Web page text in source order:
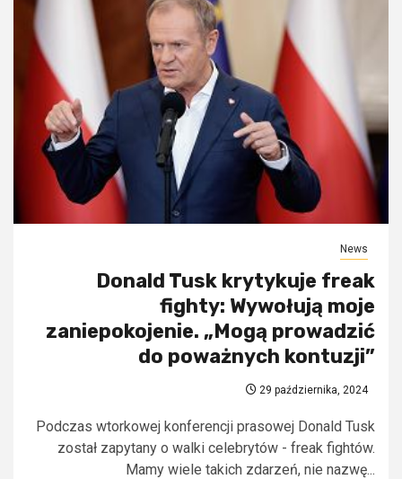
News
Donald Tusk krytykuje freak
fighty: Wywołują moje
zaniepokojenie. „Mogą prowadzić
do poważnych kontuzji”
29 października, 2024
Podczas wtorkowej konferencji prasowej Donald Tusk
został zapytany o walki celebrytów - freak fightów.
Mamy wiele takich zdarzeń, nie nazwę...